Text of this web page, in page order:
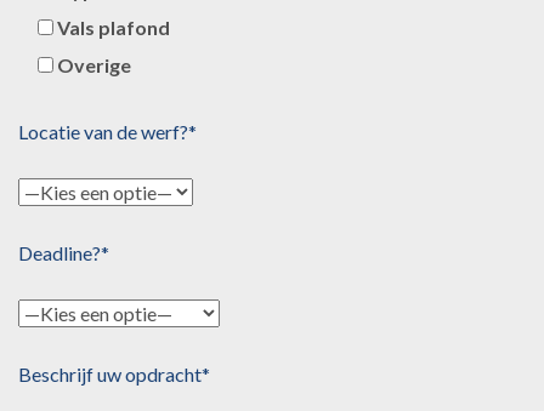
Vals plafond
Overige
Locatie van de werf?*
Deadline?*
Beschrijf uw opdracht*